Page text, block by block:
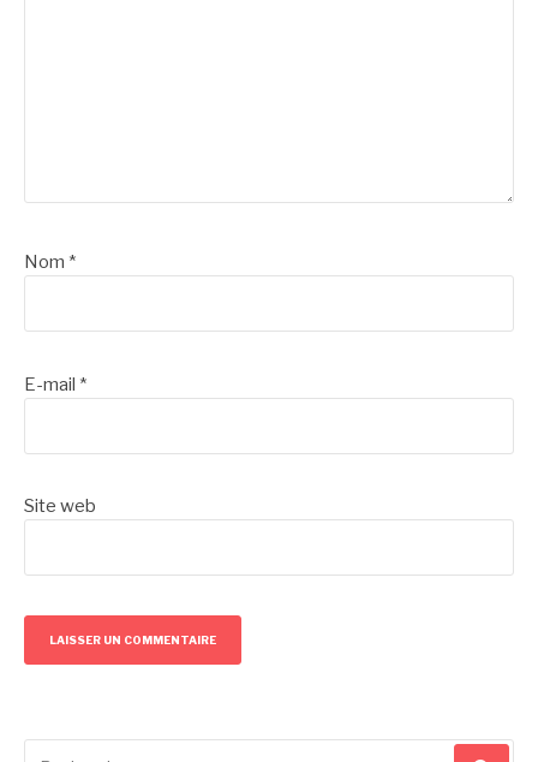
Nom *
E-mail *
Site web